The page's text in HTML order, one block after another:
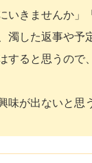
いきませんか」
濁した返事や予
すると思うので
味が出ないと思